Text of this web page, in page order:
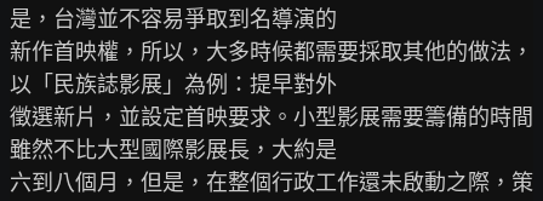
是，台灣並不容易爭取到名導演的
新作首映權，所以，大多時候都需要採取其他的做法，
以「民族誌影展」為例：提早對外
徵選新片，並設定首映要求。小型影展需要籌備的時間
雖然不比大型國際影展長，大約是
六到八個月，但是，在整個行政工作還未啟動之際，策